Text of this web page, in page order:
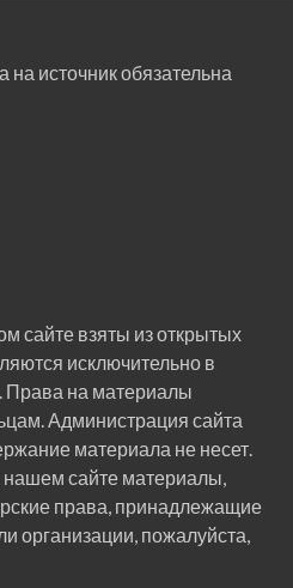
источник обязательна
сайте взяты из открытых
исключительно в
Права на материалы
Администрация сайта
материала не несет.
сайте материалы,
права, принадлежащие
организации, пожалуйста,